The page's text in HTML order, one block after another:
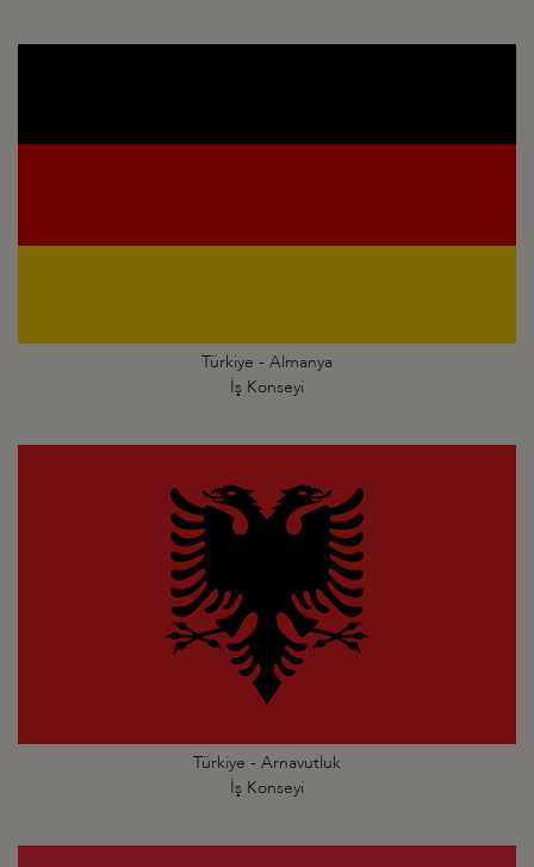
Türkiye - Almanya
İş Konseyi
Türkiye - Arnavutluk
İş Konseyi